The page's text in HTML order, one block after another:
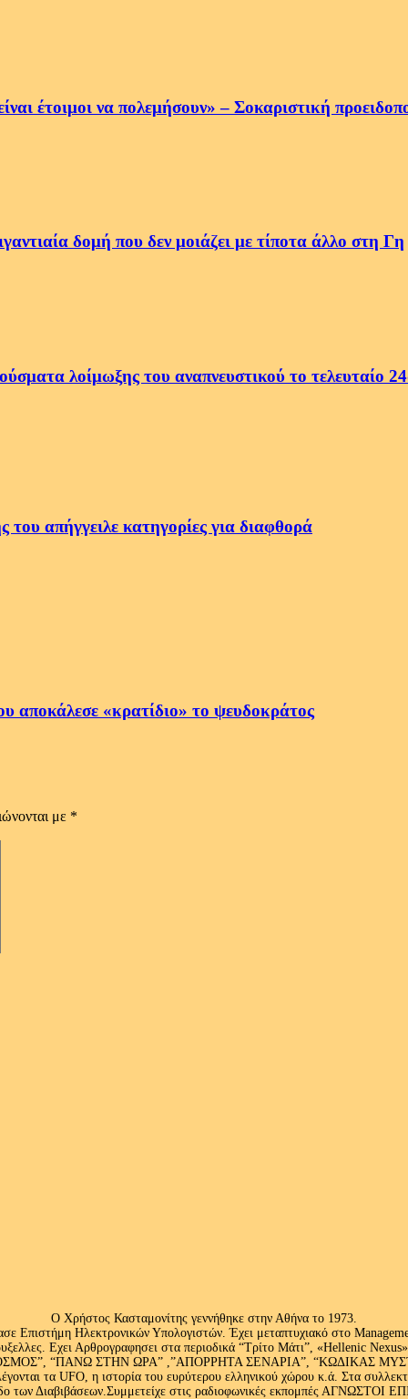
έτοιμοι να πολεμήσουν» – Σοκαριστική
δομή που δεν μοιάζει με τίποτα άλλο στη Γη
λοίμωξης του αναπνευστικού το τελευταίο
απήγγειλε κατηγορίες για διαφθορά
αποκάλεσε «κρατίδιο» το ψευδοκράτος
με *
Ο Χρήστος Κασταμονίτης γεννήθηκε στην Αθήνα το 1973.
Επιστήμη Ηλεκτρονικών Υπολογιστών. Έχει μεταπτυχιακό στο
Εχει Αρθρογραφησει στα περιοδικά “Τρίτο Μάτι”, «Hellenic
“ΠΑΝΩ ΣΤΗΝ ΩΡΑ” ,”ΑΠΟΡΡΗΤΑ ΣΕΝΑΡΙΑ”, “ΚΩΔΙΚΑΣ
τα UFO, η ιστορία του ευρύτερου ελληνικού χώρου κ.ά. Στα
των Διαβιβάσεων.Συμμετείχε στις ραδιοφωνικές εκπομπές